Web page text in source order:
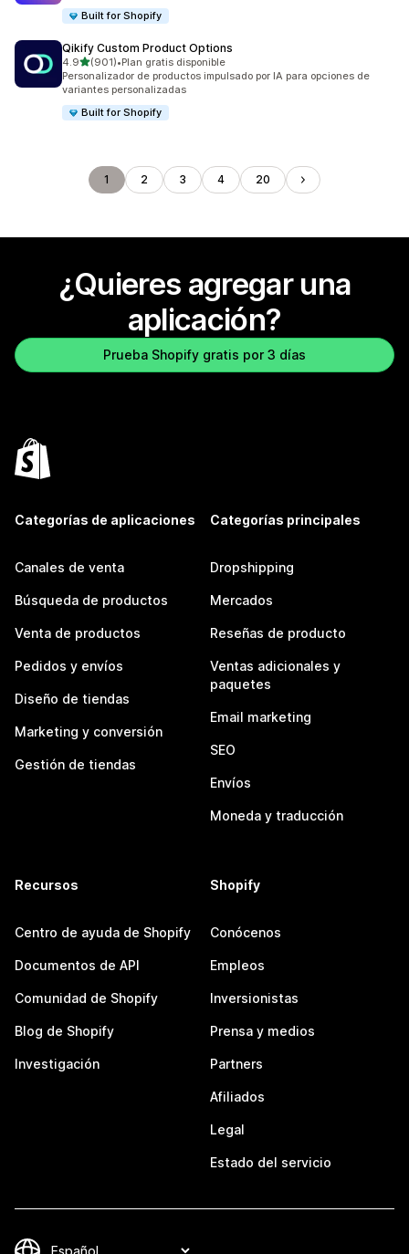
Built for Shopify
Qikify Custom Product Options
4.9de 5 estrellas
(901)
901 reseñas en total
•Plan gratis disponible
Personalizador de productos impulsado por IA para opciones de
variantes personalizadas
Built for Shopify
1 2 3 4 20
¿Quieres agregar una
aplicación?
Prueba Shopify gratis por 3 días
Categorías de aplicaciones
Canales de venta
Búsqueda de productos
Venta de productos
Pedidos y envíos
Diseño de tiendas
Marketing y conversión
Gestión de tiendas
Categorías principales
Dropshipping
Mercados
Reseñas de producto
Ventas adicionales y
paquetes
Email marketing
SEO
Envíos
Moneda y traducción
Recursos
Centro de ayuda de Shopify
Documentos de API
Comunidad de Shopify
Blog de Shopify
Investigación
Shopify
Conócenos
Empleos
Inversionistas
Prensa y medios
Partners
Afiliados
Legal
Estado del servicio